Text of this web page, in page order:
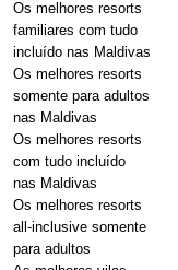
Os melhores resorts
familiares com tudo
incluído nas Maldivas
Os melhores resorts
somente para adultos
nas Maldivas
Os melhores resorts
com tudo incluído
nas Maldivas
Os melhores resorts
all-inclusive somente
para adultos